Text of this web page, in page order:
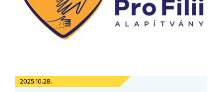
2025.10.28.